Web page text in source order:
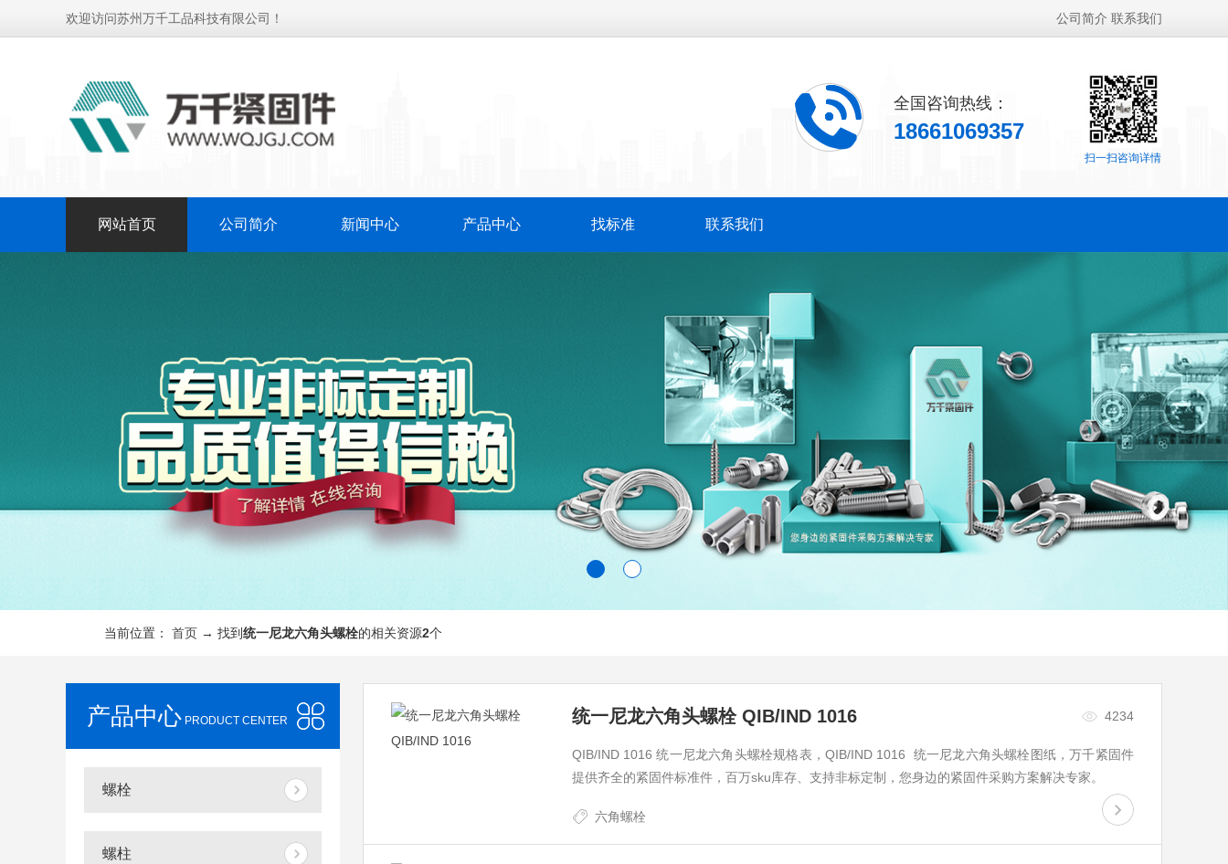
欢迎访问苏州万千工品科技有限公司！ 公司简介 联系我们
扫一扫咨询详情
全国咨询热线：
18661069357
网站首页 公司简介 新闻中心 产品中心 找标准 联系我们
当前位置： 首页 → 找到统一尼龙六角头螺栓的相关资源2个
产品中心 PRODUCT CENTER
螺栓
螺柱
统一尼龙六角头螺栓 QIB/IND 1016 4234
QIB/IND 1016 统一尼龙六角头螺栓规格表，QIB/IND 1016 统一尼龙六角头螺栓图纸，万千紧固件
提供齐全的紧固件标准件，百万sku库存、支持非标定制，您身边的紧固件采购方案解决专家。
六角螺栓